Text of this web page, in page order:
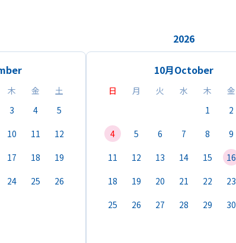
木 金
土
3 4
5
10 11
12
17 18
19
24 25
26
2026
10月October
日 月 火 水 木 金
1
2
4
5 6 7 8 9
11
12 13 14 15 16
18
19 20 21 22 23
25
26 27 28 29 30